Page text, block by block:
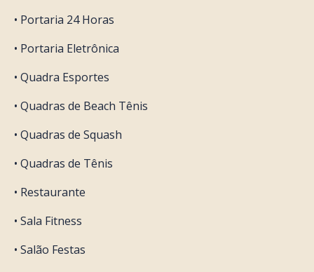
• Portaria 24 Horas
• Portaria Eletrônica
• Quadra Esportes
• Quadras de Beach Tênis
• Quadras de Squash
• Quadras de Tênis
• Restaurante
• Sala Fitness
• Salão Festas